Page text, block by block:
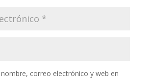
correo electrónico y web en